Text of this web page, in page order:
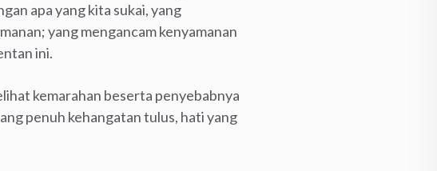
apa yang kita sukai, yang
yang mengancam kenyamanan
ini.
kemarahan beserta penyebabnya
penuh kehangatan tulus, hati yang